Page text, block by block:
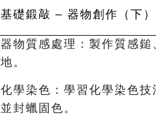
基礎鍛敲 – 器物創作（下
器物質感處理：製作質感
地。
化學染色：學習化學染色
並封蠟固色。